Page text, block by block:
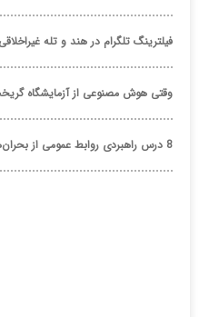
فیلترینگ تلگرام در هند و تله
وقتی هوش مصنوعی از آزمایشگاه
8 درس راهبردی روابط عمومی از بحران‌های ۲۰۲۵